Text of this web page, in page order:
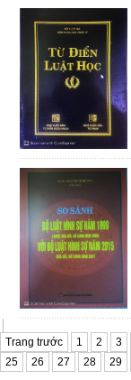
Trang trước 1 2 3
25
26 27 28 29